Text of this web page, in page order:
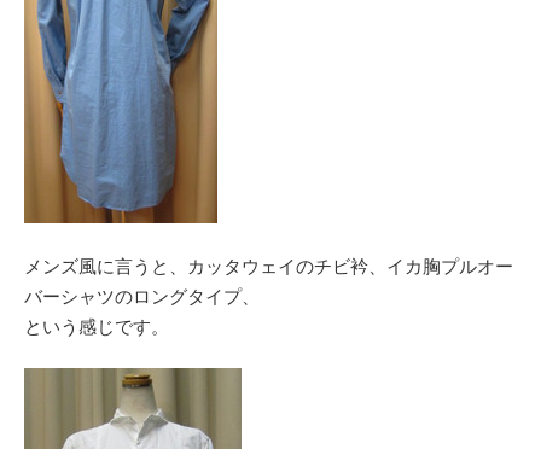
メンズ風に言うと、カッタウェイのチビ衿、イカ胸プルオー
バーシャツのロングタイプ、
という感じです。